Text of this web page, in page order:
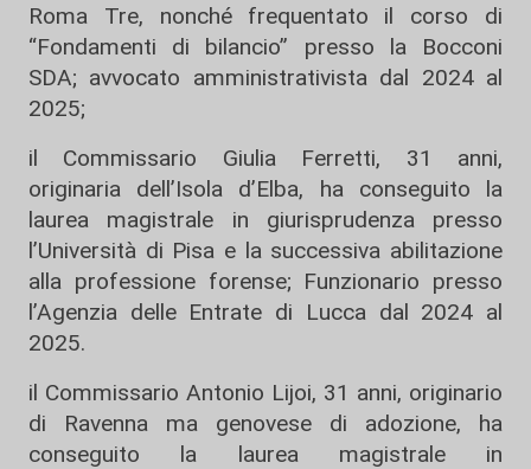
Roma Tre, nonché frequentato il corso di
“Fondamenti di bilancio” presso la Bocconi
SDA; avvocato amministrativista dal 2024 al
2025;
il Commissario Giulia Ferretti, 31 anni,
originaria dell’Isola d’Elba, ha conseguito la
laurea magistrale in giurisprudenza presso
l’Università di Pisa e la successiva abilitazione
alla professione forense; Funzionario presso
l’Agenzia delle Entrate di Lucca dal 2024 al
2025.
il Commissario Antonio Lijoi, 31 anni, originario
di Ravenna ma genovese di adozione, ha
conseguito la laurea magistrale in